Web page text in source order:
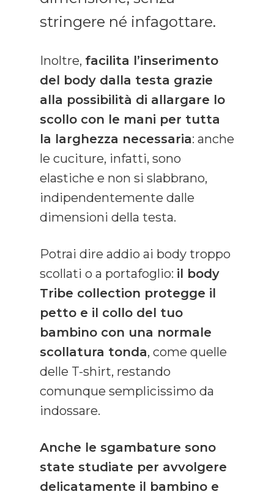
stringere né infagottare.
Inoltre, facilita l’inserimento
del body dalla testa grazie
alla possibilità di allargare lo
scollo con le mani per tutta
la larghezza necessaria: anche
le cuciture, infatti, sono
elastiche e non si slabbrano,
indipendentemente dalle
dimensioni della testa.
Potrai dire addio ai body troppo
scollati o a portafoglio: il body
Tribe collection protegge il
petto e il collo del tuo
bambino con una normale
scollatura tonda, come quelle
delle T-shirt, restando
comunque semplicissimo da
indossare.
Anche le sgambature sono
state studiate per avvolgere
delicatamente il bambino e